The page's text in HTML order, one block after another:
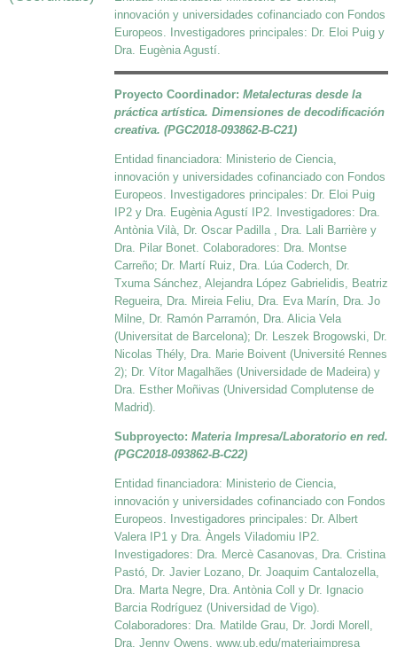
innovación y universidades cofinanciado con Fondos
Europeos. Investigadores principales: Dr. Eloi Puig y
Dra. Eugènia Agustí.
Proyecto Coordinador: Metalecturas desde la
práctica artística. Dimensiones de decodificación
creativa. (PGC2018-093862-B-C21)
Entidad financiadora: Ministerio de Ciencia,
innovación y universidades cofinanciado con Fondos
Europeos. Investigadores principales: Dr. Eloi Puig
IP2 y Dra. Eugènia Agustí IP2. Investigadores: Dra.
Antònia Vilà, Dr. Oscar Padilla , Dra. Lali Barrière y
Dra. Pilar Bonet. Colaboradores: Dra. Montse
Carreño; Dr. Martí Ruiz, Dra. Lúa Coderch, Dr.
Txuma Sánchez, Alejandra López Gabrielidis, Beatriz
Regueira, Dra. Mireia Feliu, Dra. Eva Marín, Dra. Jo
Milne, Dr. Ramón Parramón, Dra. Alicia Vela
(Universitat de Barcelona); Dr. Leszek Brogowski, Dr.
Nicolas Thély, Dra. Marie Boivent (Université Rennes
2); Dr. Vítor Magalhães (Universidade de Madeira) y
Dra. Esther Moñivas (Universidad Complutense de
Madrid).
Subproyecto: Materia Impresa/Laboratorio en red.
(PGC2018-093862-B-C22)
Entidad financiadora: Ministerio de Ciencia,
innovación y universidades cofinanciado con Fondos
Europeos. Investigadores principales: Dr. Albert
Valera IP1 y Dra. Àngels Viladomiu IP2.
Investigadores: Dra. Mercè Casanovas, Dra. Cristina
Pastó, Dr. Javier Lozano, Dr. Joaquim Cantalozella,
Dra. Marta Negre, Dra. Antònia Coll y Dr. Ignacio
Barcia Rodríguez (Universidad de Vigo).
Colaboradores: Dra. Matilde Grau, Dr. Jordi Morell,
Dra. Jenny Owens. www.ub.edu/materiaimpresa